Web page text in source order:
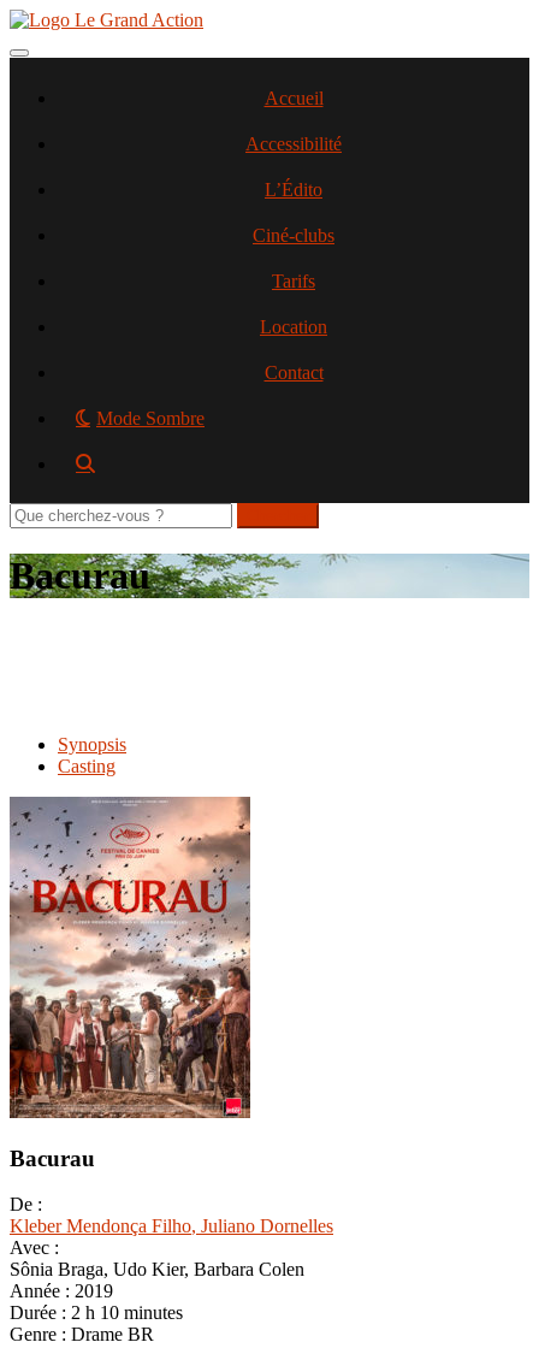
Aller
contenu
Toggle navigation
Accueil
Accessibilité
L’Édito
Ciné-clubs
Tarifs
Location
Contact
Mode Sombre
Rechercher
sur
le
site
Bacurau
Synopsis
Casting
Bacurau
De :
Kleber Mendonça Filho, Juliano Dornelles
Avec :
Sônia Braga, Udo Kier, Barbara Colen
Année : 2019
Durée : 2 h 10 minutes
Genre : Drame BR